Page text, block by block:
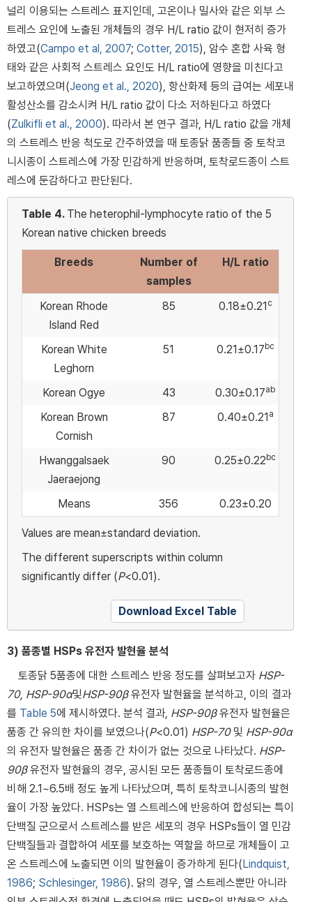
널리 이용되는 스트레스 표지인데, 고온이나 밀사와 같은 외부 스
트레스 요인에 노출된 개체들의 경우 H/L ratio 값이 현저히 증가
하였고(Campo et al, 2007; Cotter, 2015), 암수 혼합 사육 형
태와 같은 사회적 스트레스 요인도 H/L ratio에 영향을 미친다고
보고하였으며(Jeong et al., 2020), 항산화제 등의 급여는 세포내
활성산소를 감소시켜 H/L ratio 값이 다소 저하된다고 하였다
(Zulkifli et al., 2000). 따라서 본 연구 결과, H/L ratio 값을 개체
의 스트레스 반응 척도로 간주하였을 때 토종닭 품종들 중 토착코
니시종이 스트레스에 가장 민감하게 반응하며, 토착로드종이 스트
레스에 둔감하다고 판단된다.
Table 4. The heterophil-lymphocyte ratio of the 5
Korean native chicken breeds
Breeds
Number of
samples
H/L ratio
Korean Rhode
Island Red
85 0.18±0.21 c
Korean White
Leghorn
51 0.21±0.17 bc
Korean Ogye 43 0.30±0.17ab
Korean Brown
Cornish
87 0.40±0.21 a
Hwanggalsaek
Jaeraejong
90 0.25±0.22 bc
Means 356 0.23±0.20
Values are mean±standard deviation.
The different superscripts within column
significantly differ (P<0.01).
Download Excel Table
3) 품종별 HSPs 유전자 발현율 분석
토종닭 5품종에 대한 스트레스 반응 정도를 살펴보고자 HSP-
70, HSP-90α및HSP-90β유전자 발현율을 분석하고, 이의 결과
를 Table 5에 제시하였다. 분석 결과, HSP-90β유전자 발현율은
품종 간 유의한 차이를 보였으나(P<0.01) HSP-70및 HSP-90α
의 유전자 발현율은 품종 간 차이가 없는 것으로 나타났다. HSP-
90β유전자 발현율의 경우, 공시된 모든 품종들이 토착로드종에
비해 2.1~6.5배 정도 높게 나타났으며, 특히 토착코니시종의 발현
율이 가장 높았다. HSPs는 열 스트레스에 반응하여 합성되는 특이
단백질 군으로서 스트레스를 받은 세포의 경우 HSPs들이 열 민감
단백질들과 결합하여 세포를 보호하는 역할을 하므로 개체들이 고
온 스트레스에 노출되면 이의 발현율이 증가하게 된다(Lindquist,
1986; Schlesinger, 1986). 닭의 경우, 열 스트레스뿐만 아니라